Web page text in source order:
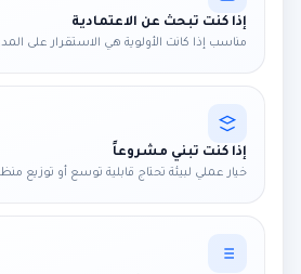
إذا كنت تبحث عن الاعتمادية
مناسب إذا كانت الأولوية هي الاستقرار على
إذا كنت تبني مشروعاً
خيار عملي لبيئة تحتاج قابلية توسع أو توزيع